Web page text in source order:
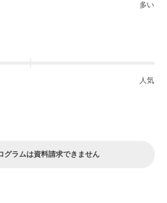
多い
人気
グラムは資料請求できません